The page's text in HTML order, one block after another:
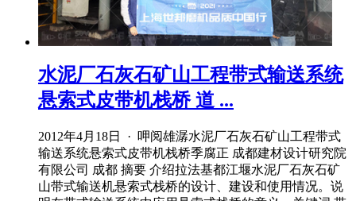
水泥厂石灰石矿山工程带式输送系统
悬索式皮带机栈桥 道 ...
2012年4月18日 · 呷阅雄潺水泥厂石灰石矿山工程带式
输送系统悬索式皮带机栈桥季腐正 成都建材设计研究院
有限公司 成都 摘要 介绍拉法基都江堰水泥厂石灰石矿
山带式输送机悬索式栈桥的设计、建设和使用情况。说